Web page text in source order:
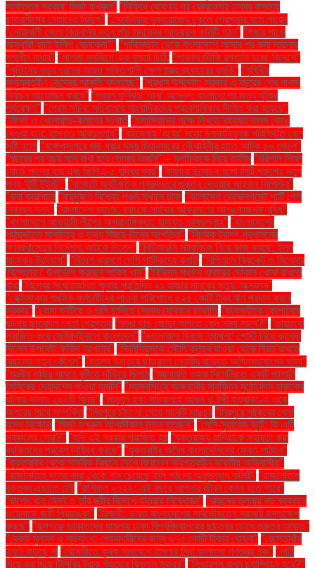
সর্বোত্তম সরকার: মির্জা ফখরুল" "নিষিদ্ধ ঘোষণার পর ভোরবেলায় ঢাকার রাস্তায়
ছাত্রলীগের নেতাদের মিছিল" "নেতানিয়াহু যুক্তরাজ্যে ঢুকলে গ্রেপ্তার হতে পারেন
"নোয়াখালী জেলা বিএনপির নতুন পাঁচ সদস্যের আহ্বায়ক কমিটি গঠন" "পদ্মার পাড়ে
অস্থায়ী হাটে ইলিশ বেচাকেনা"'' "পাকিস্তান থেকে বাংলাদেশে আসার পর রুনা লায়লার
সম্মুখীন বাধার" "পাগলা মসজিদে এক বস্তা চিঠি: "পাবনার শুঁটকি রপ্তানি হচ্ছে বিদেশে"
"পুতিনের নতুন ধরনের আরও শক্তিশালী ক্ষেপণাস্ত্র ব্যবহারের হুমকি" "পৃথিবীর
অভ্যন্তরীণ কেন্দ্রের আকৃতি বদলাচ্ছে" "প্রধান উপদেষ্টা: সরকার এ বছরের শেষ নাগাদ
নির্বাচন আয়োজন করবে" "প্রবল ঘূর্ণিঝড় 'দানা' আসন্ন: বাংলাদেশের জন্য ঝুঁকির
পর্যবেক্ষণ" "প্রেস সচিব: সচিবালয়ে সাংবাদিকদের প্রবেশাধিকার সীমিত করা হয়েছে"
"ফিফা ও খেলোয়াড়-ক্লাবের সংঘাত "ফ্যাসিবাদের পক্ষে লিখতে ব্যবহৃত কলম ভেঙে
দেওয়া হবে: হাসনাত আবদুল্লাহ" "বইমেলায় ‘মবের’ মতো উসকানিমূলক পরিস্থিতি কেন
সৃষ্টি হলো "বঙ্গোপসাগরে মাছ ধরার সময় মিয়ানমারের নৌবাহিনীর হাতে আটক ৫৬ জেলে"
"বছরের পর বছর মনে রাখা হবে তোমার অর্জন" – মুশফিককে নিয়ে তামিম "বরিশাল শিক্ষা
বোর্ডে পাসের হার এবং জিপিএ-৫ বৃদ্ধির খবর" "বাজারে উন্মোচন হলো সিটি গ্রুপের নতুন
পণ্য ‘টুটি টুইস্ট’" "বাজেটে অর্থনৈতিক পুনরুদ্ধারে গুরুত্ব দেওয়ার আহ্বান সিপিডির"
"বাবা কারাগারে "বায়ুদূষণে বিশ্বের পঞ্চম স্থানে ঢাকা "বাংলাদেশ ডেভেলপমেন্ট পার্টি পেল
নিবন্ধন সনদ" "বাংলাদেশ ব্যাংক: ব্যাংকে সাইবার আক্রমণের আশঙ্কাজনক বৃদ্ধি"
"বাংলাদেশে আওয়ামী লীগের অপ্রাসঙ্গিকতা: হাসনাত আবদুল্লাহ" "বাংলাদেশের
পাঠ্যবইতে মানচিত্র ও তথ্য বিষয়ে চীনের আপত্তি" "বিচারক ট্রাম্প প্রশাসনের
গণবরখাস্তের নির্দেশনা আটকে দিলেন" "বিটিআরসি স্টারলিংক নিয়ে কাজ করছে: ইলন
মাস্কের উদ্যোগ" "বিদেশ ভ্রমণে দেশি পর্যটকদের কমতি "বিপিএলে ক্রিকেট ও সিনেমার
'বিস্ফোরণ' উপভোগ করছেন শাকিব খান" "বিভিন্ন স্থানে খাবারের দোকান খোলা রাখতে
বাধা "বিশ্বের সংঘাতজনিত ক্ষুধায় প্রতিদিন ২১ হাজার মানুষের মৃত্যু: অক্সফাম"
"বেক্সিমকোর শ্রমিক-কর্মচারীদের পাওনা পরিশোধে ৫২৫ কোটি টাকা ঋণ প্রদান করবে
সরকার" "বোমা ফাটিয়ে ও গুলি চালিয়ে সোনার দোকানে ডাকাতি "ব্যবসায়ীকে কোপানোর
ঘটনায় ছাত্রদল নেতা গ্রেপ্তার "ভাঙা হাড় জোড়া লাগতে কেন সময় লাগে?" "ভারতকে
পরাজিত করে সেমিফাইনালে বাংলাদেশ" "ভালোবাসা দিবসে ‘তামাশা’ পোস্ট নিয়ে ব্যাখ্যা
দিলেন উপদেষ্টা ফরিদা আখতার" "ভিনিসিয়ুসকে সৌদি ক্লাবে যাওয়া থেকে বিরত রাখতে
রিয়ালের নতুন কৌশল" "মতলব উত্তরে ছাত্রদল নেত্রীর বাড়িতে অগ্নিসংযোগের ঘটনা"
"মন্ত্রীর বাড়ির সামনে বৃষ্টিতে দাঁড়িয়ে ছিলাম "ময়নামতি ওয়ার সিমেট্রিতে একটি জাপানি
সৈনিকের দেহাবশেষ পাওয়া যায়নি" "ময়মনসিংহে আজহারীর মাহফিলে মুঠোফোন হারানোর
ঘটনায় থানায় ২০০টি জিডি" "মামুনুল হক: সচিবালয়ে আগুন ও টঙ্গী হত্যাকাণ্ড একে
অপরের সাথে সম্পর্কিত "মিরপুরে চাঁদা না পেয়ে মার্কেট ভাঙচুর "মিরপুরে সাকিবের খেলা
বন্ধে বিক্ষোভ "মির্জা ফখরুল আগামীকাল লন্ডন যাচ্ছেন" "মেসি-সুয়ারেজ জুটি: কি এটি
সর্বকালের সেরা?" "যদি এই সরকার পরাজিত হয় "যুক্তরাজ্য রাশিয়াকে সহায়তা করা
ব্যক্তিদের প্রবেশ নিষিদ্ধ করছে" "যুক্তরাষ্ট্র অবৈধ বাংলাদেশিদের ফেরত পাঠাবে"
"যুক্তরাষ্ট্র থেকে সামরিক বিমানে দেশে ফিরলেন নথিপত্রহীন ভারতীয় অভিবাসীরা"
"রাজনৈতিক দলের কাছ থেকে নাম চেয়েছে ইসি গঠনের অনুসন্ধান কমিটি" "রাজনৈতিক
বক্তব্য এড়াতে চাই "রাশিফল ২০২৪: এই বছরে আপনার জীবন কেমন হতে পারে"
"রাশেদ খান মেনন ও তাঁর স্ত্রীর বিদেশে যাত্রায় নিষেধাজ্ঞা" "রাহুলের তুলনায় বড় ব্যবধানে
ওয়েনাডে জয়ী প্রিয়াঙ্কা" "রিজভী: ভারত বাংলাদেশের সার্বভৌমত্বে সরাসরি হস্তক্ষেপ
করছে" "রূপগঞ্জে ডাকাতদের হামলায় ঢাকা বিশ্ববিদ্যালয়ের ছাত্রের চোখে গুরুতর আঘাত"
"রেকর্ড মুনাফা ও লভ্যাংশ: শেয়ারধারীদের জন্য ৯৭৫ কোটি টাকার ঘোষণা" "রেস্তোরাঁয়
ভ্যাট বাড়ছে না "রৌমারীতে কৃষক সমাবেশে হামলার নিন্দা জানালো গণতন্ত্র মঞ্চ" "লাঠি
দিয়ে ভর দিয়ে টিসিবির ট্রাক খুঁজছেন বিল্লাল সরদার" "লিভারপুল কখন চ্যাম্পিয়ন হবে?"